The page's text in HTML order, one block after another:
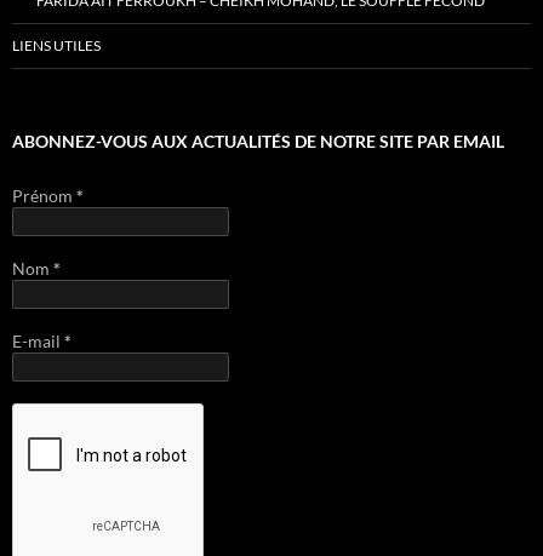
LIENS UTILES
ABONNEZ-VOUS AUX ACTUALITÉS DE NOTRE SITE PAR EMAIL
Prénom *
Nom *
E-mail *